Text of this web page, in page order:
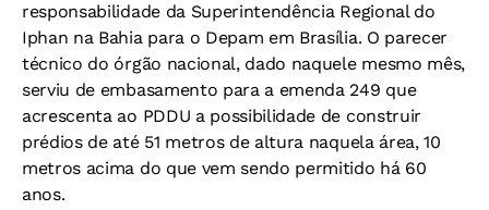
responsabilidade da Superintendência Regional do
Iphan na Bahia para o Depam em Brasília. O parecer
técnico do órgão nacional, dado naquele mesmo mês,
serviu de embasamento para a emenda 249 que
acrescenta ao PDDU a possibilidade de construir
prédios de até 51 metros de altura naquela área, 10
metros acima do que vem sendo permitido há 60
anos.